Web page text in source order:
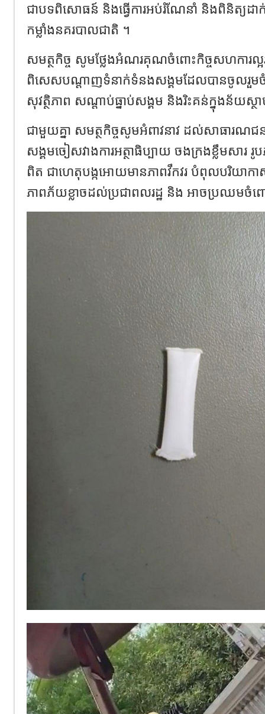
ជាបទពិសោធន៍ និងធ្វើការអប់រំណែនាំ និងពិនិត្យ
កម្លាំងនគរបាលជាតិ ។
សមត្ថកិច្ច សូមថ្លែងអំណរគុណចំពោះកិច្ចសហការ
ពិសេសបណ្ដាញទំនាក់ទំនងសង្គមដែលបានចូលរួមចំ
សុវត្ថិភាព សណ្តាប់ធ្នាប់សង្គម និងរិះគន់ក្នុងន័យស្ថ
ជាមួយគ្នា សមត្ថកិច្ចសូមអំពាវនាវ ដល់សាធារណ
សង្គមចៀសវាងការអត្ថាធិប្បាយ ចងក្រងខ្លឹមសារ រូ
ពិត ជាហេតុបង្កអោយមានភាពវឹកវរ បំពុលបរិយាក
ភាពភ័យខ្លាចដល់ប្រជាពលរដ្ឋ និង អាចប្រឈមចំព